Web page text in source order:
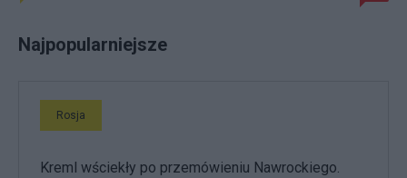
Najpopularniejsze
Rosja
Kreml wściekły po przemówieniu Nawrockiego.